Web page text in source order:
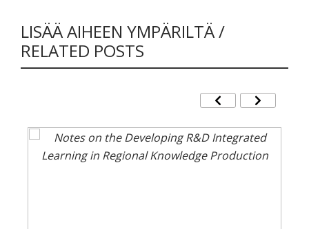
LISÄÄ AIHEEN YMPÄRILTÄ /
RELATED POSTS